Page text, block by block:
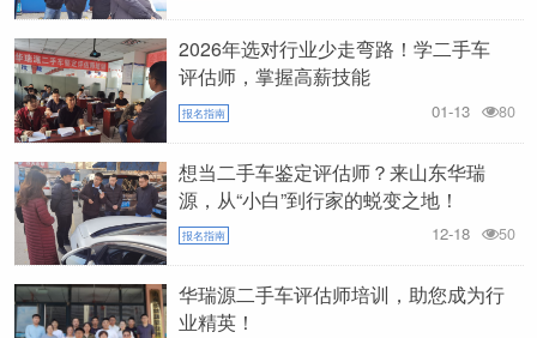
2026年选对行业少走弯路！学二手车
评估师，掌握高薪技能
报名指南 80
01-13
想当二手车鉴定评估师？来山东华瑞
源，从“小白”到行家的蜕变之地！
报名指南 50
12-18
华瑞源二手车评估师培训，助您成为行
业精英！